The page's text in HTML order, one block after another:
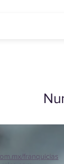
franquicias